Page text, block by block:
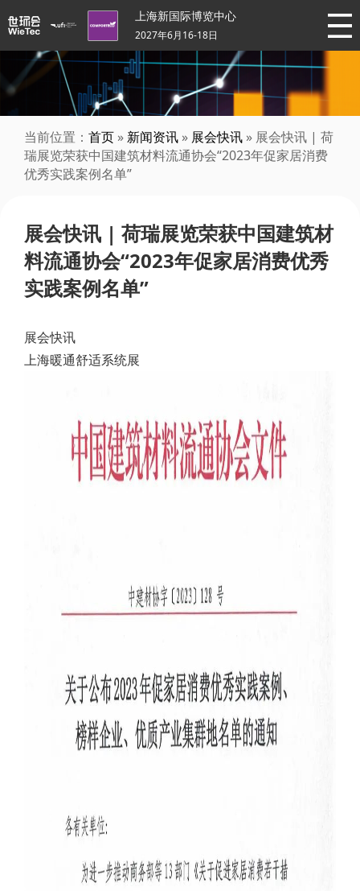
上海新国际博览中心
2027年6月16-18日
当前位置： 首页 » 新闻资讯 » 展会快讯 » 展会快讯 | 荷
瑞展览荣获中国建筑材料流通协会“2023年促家居消费
优秀实践案例名单”
展会快讯 | 荷瑞展览荣获中国建筑材
料流通协会“2023年促家居消费优秀
实践案例名单”
展会快讯
上海暖通舒适系统展